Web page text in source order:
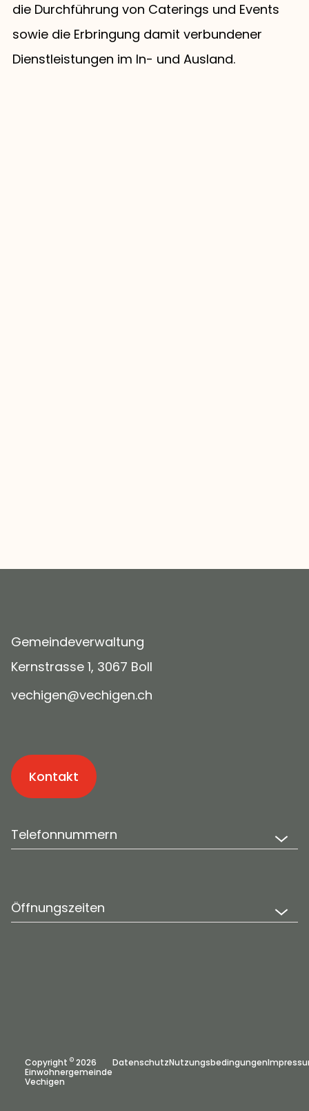
die Durchführung von Caterings und Events
sowie die Erbringung damit verbundener
Dienstleistungen im In- und Ausland.
Gemeindeverwaltung
Kernstrasse 1, 3067 Boll
v ch g n v ch g n ch
Kontakt
Telefonnummern
Öffnungszeiten
Copyright © 2026
Einwohnergemeinde
Vechigen
DatenschutzNutzungsbedingungen